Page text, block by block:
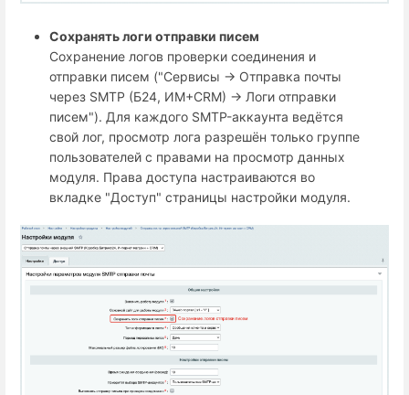
Сохранять логи отправки писем
Сохранение логов проверки соединения и
отправки писем ("Сервисы → Отправка почты
через SMTP (Б24, ИМ+СRM) → Логи отправки
писем"). Для каждого SMTP-аккаунта ведётся
свой лог, просмотр лога разрешён только группе
пользователей с правами на просмотр данных
модуля. Права доступа настраиваются во
вкладке "Доступ" страницы настройки модуля.